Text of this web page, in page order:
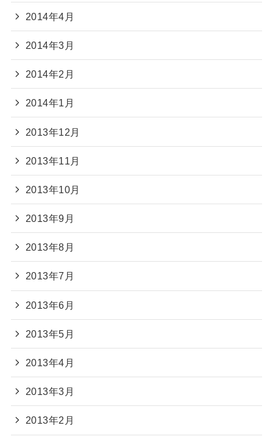
2014年4月
2014年3月
2014年2月
2014年1月
2013年12月
2013年11月
2013年10月
2013年9月
2013年8月
2013年7月
2013年6月
2013年5月
2013年4月
2013年3月
2013年2月